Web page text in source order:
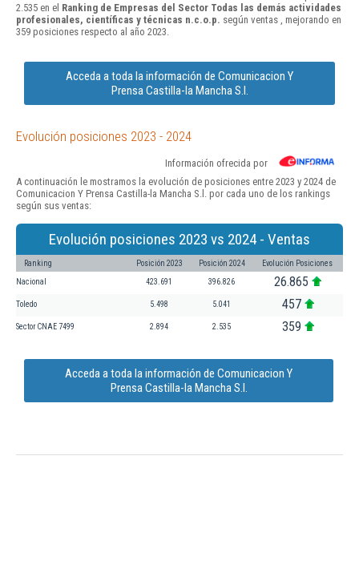
2.535 en el Ranking de Empresas del Sector Todas las demás actividades
profesionales, científicas y técnicas n.c.o.p. según ventas , mejorando en
359 posiciones respecto al año 2023.
Acceda a toda la información de Comunicacion Y
Prensa Castilla-la Mancha S.l.
Evolución posiciones 2023 - 2024
Información ofrecida por
A continuación le mostramos la evolución de posiciones entre 2023 y 2024 de
Comunicacion Y Prensa Castilla-la Mancha S.l. por cada uno de los rankings
según sus ventas:
Evolución posiciones 2023 vs 2024 - Ventas
Ranking Posición 2023 Posición 2024 Evolución Posiciones
Nacional 423.691 396.826 26.865
Toledo 5.498 5.041 457
Sector CNAE 7499 2.894 2.535 359
Acceda a toda la información de Comunicacion Y
Prensa Castilla-la Mancha S.l.